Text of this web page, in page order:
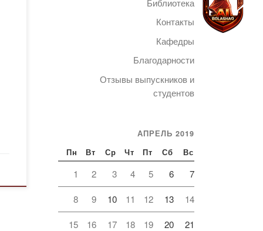
Библиотека
Контакты
Кафедры
Благодарности
Отзывы выпускников и
студентов
АПРЕЛЬ 2019
Пн Вт Ср Чт Пт Сб Вс
1 2 3 4 5 6 7
8 9 10 11 12 13 14
15 16 17 18 19 20 21